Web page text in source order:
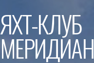
к
содержимому
ЯХТ-КЛУБ
МЕРИДИАН